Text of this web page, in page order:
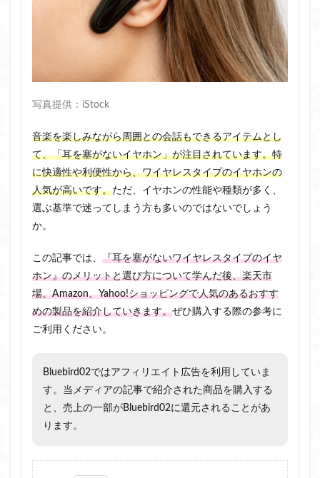
写真提供：iStock
音楽を楽しみながら周囲との会話もできるアイテムとし
て、「耳を塞がないイヤホン」が注目されています。特
に快適性や利便性から、ワイヤレスタイプのイヤホンの
人気が高いです。ただ、イヤホンの性能や種類が多く、
選ぶ基準で迷ってしまう方も多いのではないでしょう
か。
この記事では、 『耳を塞がないワイヤレスタイプのイヤ
ホン』のメリットと選び方について学んだ後、楽天市
場、Amazon、Yahoo!ショッピングで人気のあるおすす
めの製品を紹介していきます。ぜひ購入する際の参考に
ご利用ください。
Bluebird02ではアフィリエイト広告を利用していま
す。当メディアの記事で紹介された商品を購入する
と、売上の一部がBluebird02に還元されることがあ
ります。